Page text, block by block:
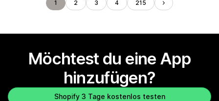
1 2 3 4 215
Möchtest du eine App
hinzufügen?
Shopify 3 Tage kostenlos testen